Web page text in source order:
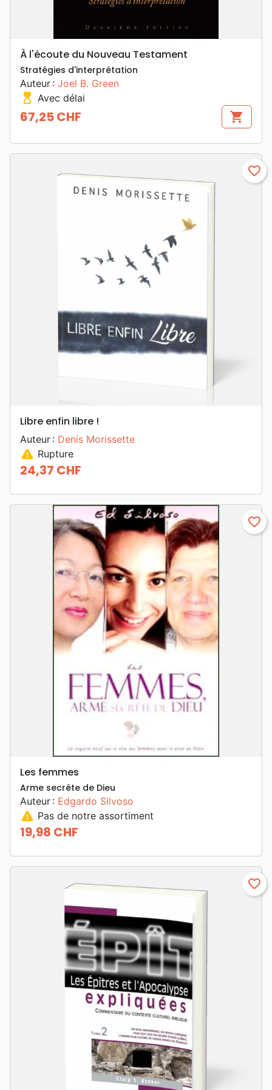
À l'écoute du Nouveau Testament
Stratégies d'interprétation
Auteur : Joel B. Green
hourglass_top Avec délai
Prix
67,25 CHF shopping_cart
favorite_border
Libre enfin libre !
Auteur : Denis Morissette
warning Rupture
Prix
24,37 CHF
favorite_border
Les femmes
Arme secrète de Dieu
Auteur : Edgardo Silvoso
warning Pas de notre assortiment
Prix
19,98 CHF
favorite_border